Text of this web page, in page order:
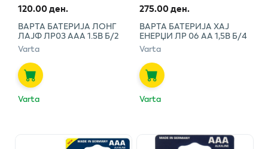
120.00 ден.
ВАРТА БАТЕРИЈА ЛОНГ
ЛАЈФ ЛР03 ААА 1.5В Б/2
Varta
Varta
275.00 ден.
ВАРТА БАТЕРИЈА ХАЈ
ЕНЕРЏИ ЛР 06 АА 1,5В Б/4
Varta
Varta